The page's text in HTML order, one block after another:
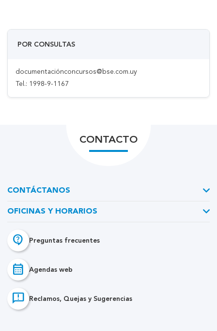
POR CONSULTAS
documentaciónconcursos@bse.com.uy
Tel.: 1998-9-1167
CONTACTO
CONTÁCTANOS
OFICINAS Y HORARIOS
contact_support Preguntas frecuentes
calendar_month Agendas web
feedback Reclamos, Quejas y Sugerencias